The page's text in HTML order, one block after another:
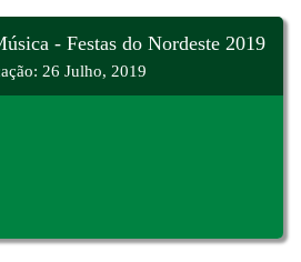
- Festas do Nordeste 2019
26 Julho, 2019